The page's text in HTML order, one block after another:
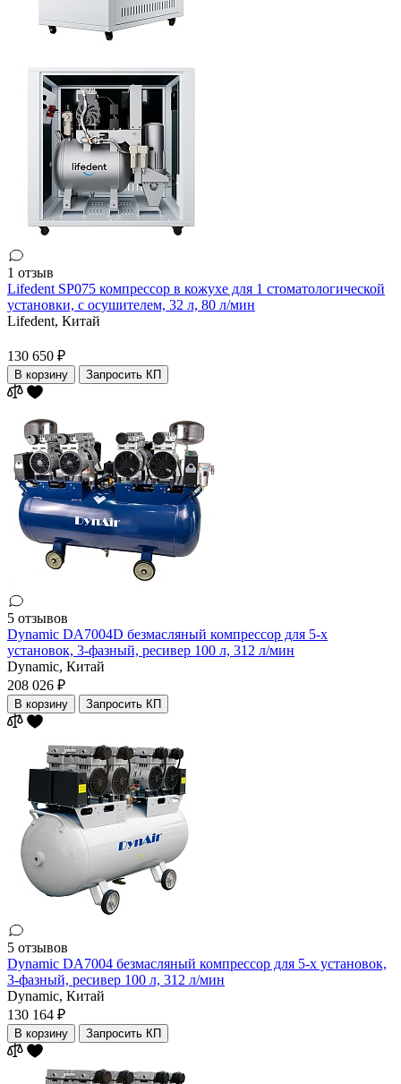
1 отзыв
Lifedent SP075 компрессор в кожухе для 1 стоматологической
установки, с осушителем, 32 л, 80 л/мин
Lifedent, Китай
130 650 ₽
В корзину Запросить КП
5 отзывов
Dynamic DA7004D безмасляный компрессор для 5-х
установок, 3-фазный, ресивер 100 л, 312 л/мин
Dynamic, Китай
208 026 ₽
В корзину Запросить КП
5 отзывов
Dynamic DA7004 безмасляный компрессор для 5-х установок,
3-фазный, ресивер 100 л, 312 л/мин
Dynamic, Китай
130 164 ₽
В корзину Запросить КП